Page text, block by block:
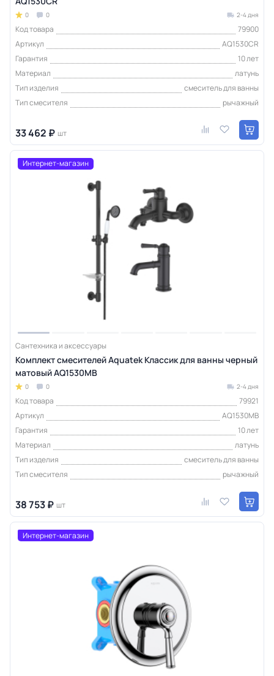
0 0 2-4 дня
Код товара
79900
Артикул
AQ1530CR
Гарантия
10 лет
Материал
латунь
Тип изделия
смеситель для ванны
Тип смесителя
рычажный
33 462 ₽ шт
Интернет-магазин
Сантехника и аксессуары
Комплект смесителей Aquatek Классик для ванны черный
матовый AQ1530MB
0 0 2-4 дня
Код товара
79921
Артикул
AQ1530MB
Гарантия
10 лет
Материал
латунь
Тип изделия
смеситель для ванны
Тип смесителя
рычажный
38 753 ₽ шт
Интернет-магазин